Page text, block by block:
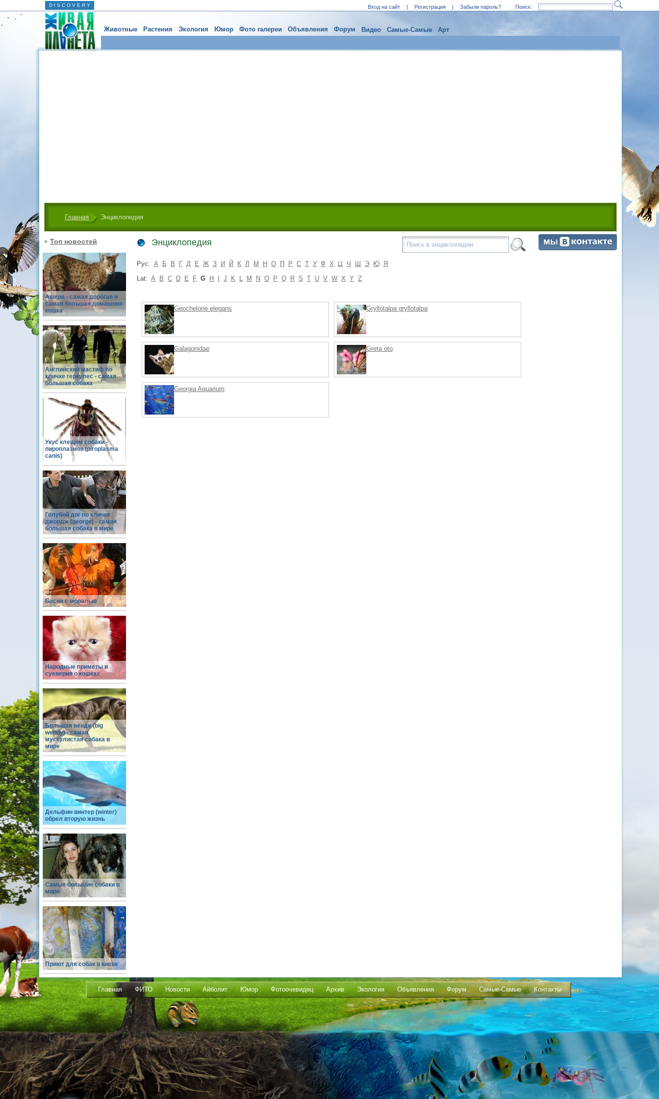
D I S C O V E R Y Вход на сайт | Регистрация | Забыли пароль? Поиск:
Животные Растения Экология Юмор Фото галереи Объявления Форум Видео Самые-Самые Арт
Главная Энциклопедия
Топ новостей
Ашера - самая дорогая и
самая большая домашняя
кошка
Английский мастиф по
кличке геркулес - самая
большая собака
Укус клещом собаки -
пироплазмоз (piroplasma
canis)
Голубой дог по кличке
джордж (george) - самая
большая собака в мире
Басни с моралью
Народные приметы и
суеверия о кошках
Большая венди (big
wendy) - самая
мускулистая собака в
мире
Дельфин винтер (winter)
обрел вторую жизнь
Самые большие собаки в
мире
Приют для собак в киеве
Энциклопедия
Рус: А Б В Г Д Е Ж З И Й К Л М Н О П Р С Т У Ф Х Ц Ч Ш Э Ю Я
Lat: A B C D E F G H J K L M N O P Q R S T U V W X Y Z
Geochelone elegans Gryllotalpa gryllotalpa
Galagonidae Greta oto
Georgia Aquarium
Главная ФИТО Новости Айболит Юмор Фотоочевидец Архив Экология Объявления Форум Самые-Самые Контакты